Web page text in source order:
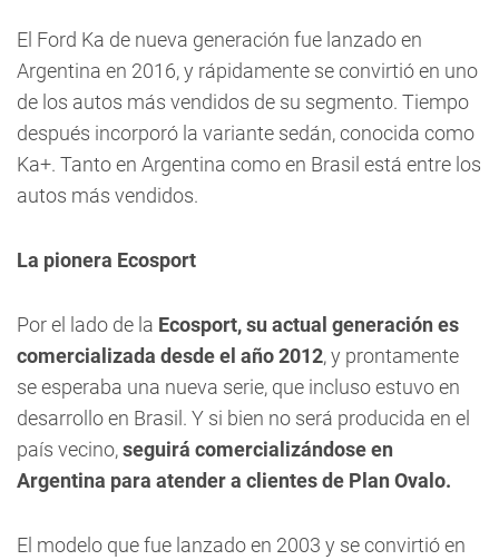
El Ford Ka de nueva generación fue lanzado en
Argentina en 2016, y rápidamente se convirtió en uno
de los autos más vendidos de su segmento. Tiempo
después incorporó la variante sedán, conocida como
Ka+. Tanto en Argentina como en Brasil está entre los
autos más vendidos.
La pionera Ecosport
Por el lado de la Ecosport, su actual generación es
comercializada desde el año 2012, y prontamente
se esperaba una nueva serie, que incluso estuvo en
desarrollo en Brasil. Y si bien no será producida en el
país vecino,seguirá comercializándose en
Argentina para atender a clientes de Plan Ovalo.
El modelo que fue lanzado en 2003 y se convirtió en